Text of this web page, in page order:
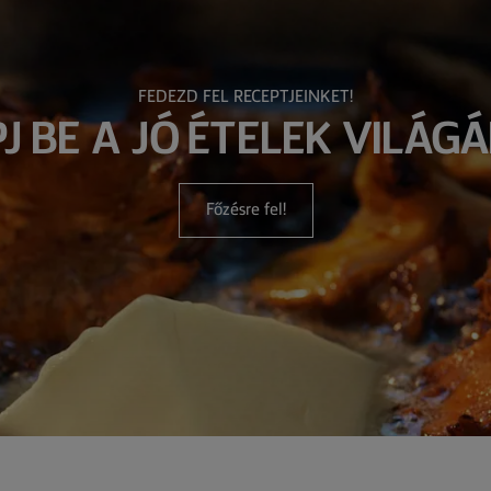
FEDEZD FEL RECEPTJEINKET!
BE A JÓ ÉTELEK
Főzésre fel!